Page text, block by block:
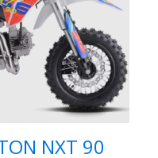
NXT 90